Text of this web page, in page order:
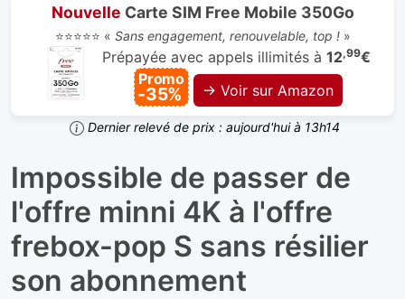
Nouvelle Carte SIM Free Mobile 350Go
⭐⭐⭐⭐⭐ « Sans engagement, renouvelable, top !»
Prépayée avec appels illimités à 12,99€
Promo
-35% → Voir sur Amazon
Dernier relevé de prix : aujourd'hui à 13h14
Impossible de passer de
l'offre minni 4K à l'offre
frebox-pop S sans résilier
son abonnement